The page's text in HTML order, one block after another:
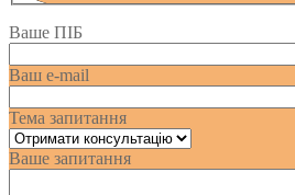
Ваше ПІБ
Ваш e-mail
Тема запитання
Ваше запитання